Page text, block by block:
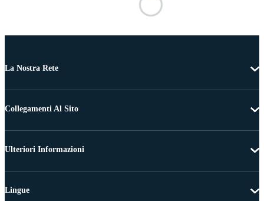
La Nostra Rete
Collegamenti Al Sito
Ulteriori Informazioni
Lingue